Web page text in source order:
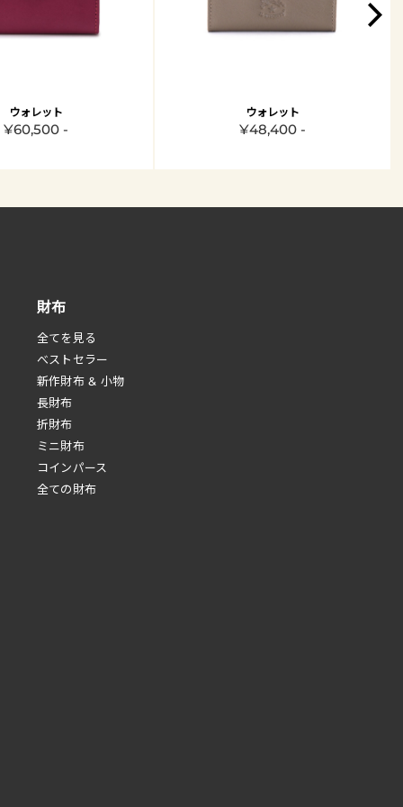
ウォレット
¥60,500 -
ウォレット
¥48,400 -
財布
全てを見る
べストセラー
新作財布 & 小物
長財布
折財布
ミニ財布
コインパース
全ての財布